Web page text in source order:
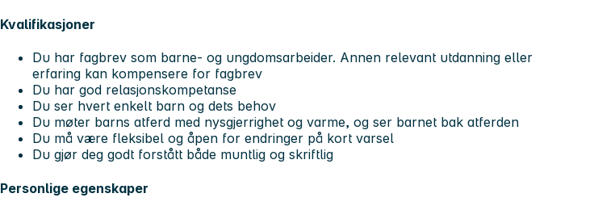
Kvalifikasjoner
Du har fagbrev som barne- og ungdomsarbeider. Annen relevant utdanning eller
erfaring kan kompensere for fagbrev
Du har god relasjonskompetanse
Du ser hvert enkelt barn og dets behov
Du møter barns atferd med nysgjerrighet og varme, og ser barnet bak atferden
Du må være fleksibel og åpen for endringer på kort varsel
Du gjør deg godt forstått både muntlig og skriftlig
Personlige egenskaper